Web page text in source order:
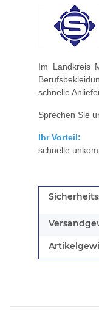
Im Landkreis
schnelle
Sprechen Sie
Ihr Vorteil:
schnelle